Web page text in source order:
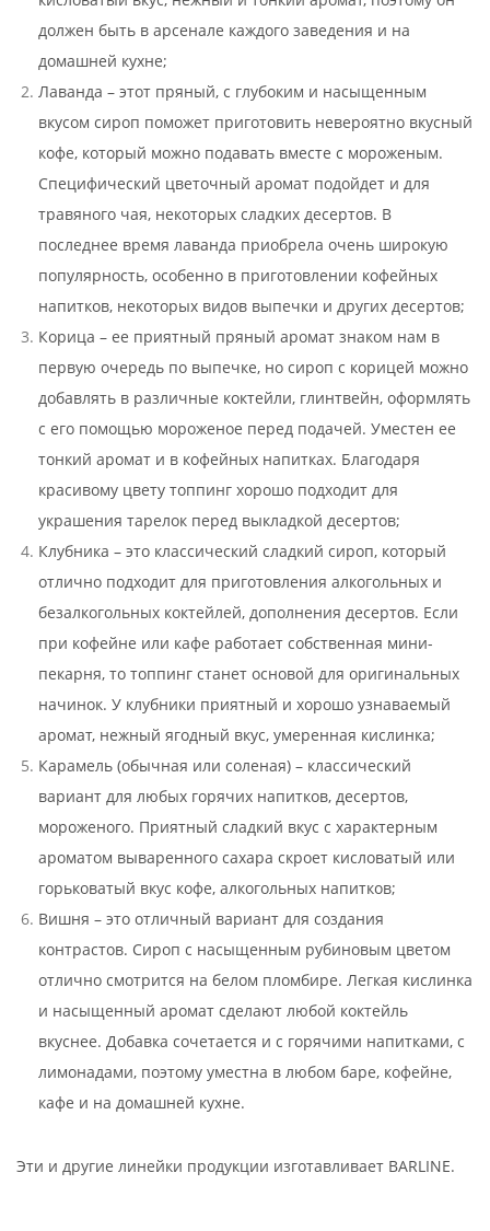
должен быть в арсенале каждого заведения и на
домашней кухне;
Лаванда – этот пряный, с глубоким и насыщенным
вкусом сироп поможет приготовить невероятно вкусный
кофе, который можно подавать вместе с мороженым.
Специфический цветочный аромат подойдет и для
травяного чая, некоторых сладких десертов. В
последнее время лаванда приобрела очень широкую
популярность, особенно в приготовлении кофейных
напитков, некоторых видов выпечки и других десертов;
Корица – ее приятный пряный аромат знаком нам в
первую очередь по выпечке, но сироп с корицей можно
добавлять в различные коктейли, глинтвейн, оформлять
с его помощью мороженое перед подачей. Уместен ее
тонкий аромат и в кофейных напитках. Благодаря
красивому цвету топпинг хорошо подходит для
украшения тарелок перед выкладкой десертов;
Клубника – это классический сладкий сироп, который
отлично подходит для приготовления алкогольных и
безалкогольных коктейлей, дополнения десертов. Если
при кофейне или кафе работает собственная мини-
пекарня, то топпинг станет основой для оригинальных
начинок. У клубники приятный и хорошо узнаваемый
аромат, нежный ягодный вкус, умеренная кислинка;
Карамель (обычная или соленая) – классический
вариант для любых горячих напитков, десертов,
мороженого. Приятный сладкий вкус с характерным
ароматом вываренного сахара скроет кисловатый или
горьковатый вкус кофе, алкогольных напитков;
Вишня – это отличный вариант для создания
контрастов. Сироп с насыщенным рубиновым цветом
отлично смотрится на белом пломбире. Легкая кислинка
и насыщенный аромат сделают любой коктейль
вкуснее. Добавка сочетается и с горячими напитками, с
лимонадами, поэтому уместна в любом баре, кофейне,
кафе и на домашней кухне.
Эти и другие линейки продукции изготавливает BARLINE.